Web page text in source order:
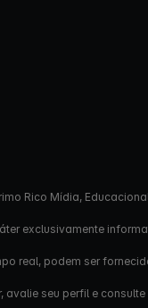
Rico Mídia,
exclusivamente
real, podem ser
avalie seu perfil e